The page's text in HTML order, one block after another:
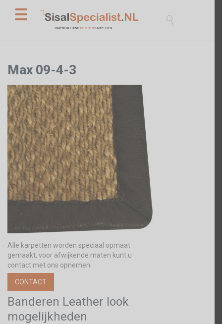
Max 09-4-3
Alle karpetten worden speciaal opmaat
gemaakt, voor afwijkende maten kunt u
contact met ons opnemen.
CONTACT
Banderen Leather look
mogelijkheden